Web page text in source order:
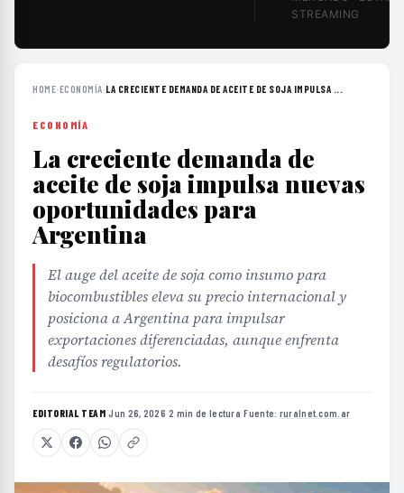
STREAMING
HOME›ECONOMÍA›LA CRECIENTE DEMANDA DE ACEITE DE SOJA IMPULSA ...
ECONOMÍA
La creciente demanda de
aceite de soja impulsa nuevas
oportunidades para
Argentina
El auge del aceite de soja como insumo para
biocombustibles eleva su precio internacional y
posiciona a Argentina para impulsar
exportaciones diferenciadas, aunque enfrenta
desafíos regulatorios.
EDITORIAL TEAM·Jun 26, 2026·2 min de lectura·Fuente: ruralnet.com.ar